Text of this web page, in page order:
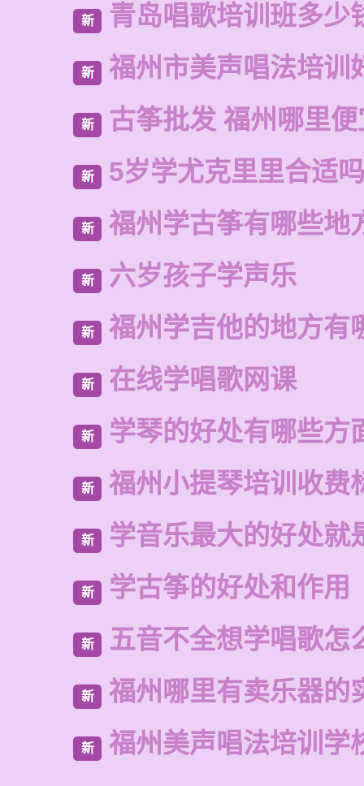
新 青岛唱歌培训班多少
新 福州市美声唱法培训
新 古筝批发 福州哪里
新 5岁学尤克里里合适吗
新 福州学古筝有哪些地
新 六岁孩子学声乐
新 福州学吉他的地方有
新 在线学唱歌网课
新 学琴的好处有哪些方
新 福州小提琴培训收费
新 学音乐最大的好处就
新 学古筝的好处和作用
新 五音不全想学唱歌怎
新 福州哪里有卖乐器的
新 福州美声唱法培训学